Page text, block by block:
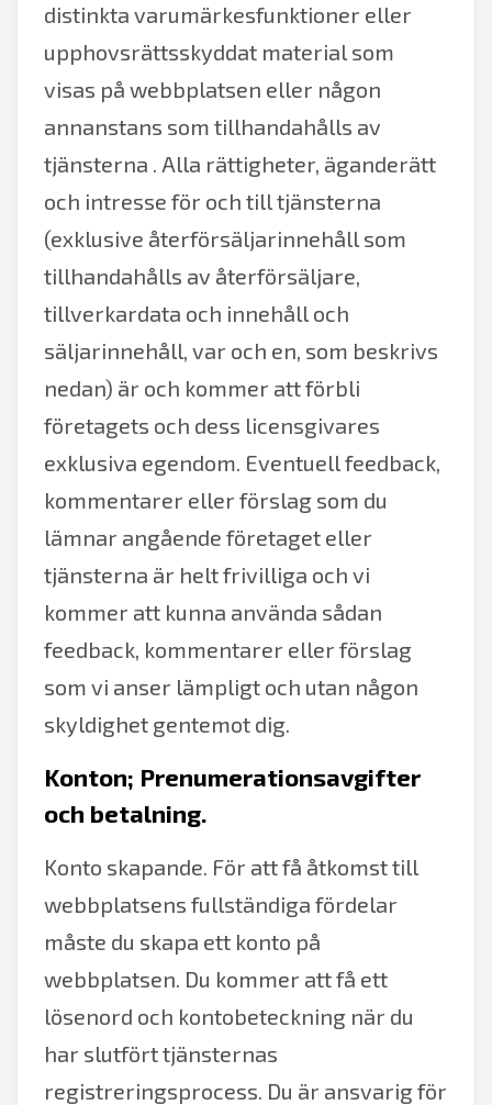
distinkta varumärkesfunktioner eller
upphovsrättsskyddat material som
visas på webbplatsen eller någon
annanstans som tillhandahålls av
tjänsterna . Alla rättigheter, äganderätt
och intresse för och till tjänsterna
(exklusive återförsäljarinnehåll som
tillhandahålls av återförsäljare,
tillverkardata och innehåll och
säljarinnehåll, var och en, som beskrivs
nedan) är och kommer att förbli
företagets och dess licensgivares
exklusiva egendom. Eventuell feedback,
kommentarer eller förslag som du
lämnar angående företaget eller
tjänsterna är helt frivilliga och vi
kommer att kunna använda sådan
feedback, kommentarer eller förslag
som vi anser lämpligt och utan någon
skyldighet gentemot dig.
Konton; Prenumerationsavgifter
och betalning.
Konto skapande. För att få åtkomst till
webbplatsens fullständiga fördelar
måste du skapa ett konto på
webbplatsen. Du kommer att få ett
lösenord och kontobeteckning när du
har slutfört tjänsternas
registreringsprocess. Du är ansvarig för